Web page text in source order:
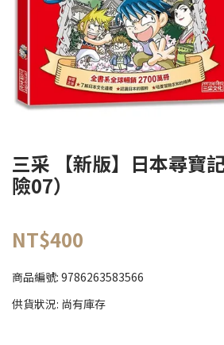
三采 【新版】日本尋寶
險07）
NT$400
商品編號: 9786263583566
供貨狀況: 尚有庫存